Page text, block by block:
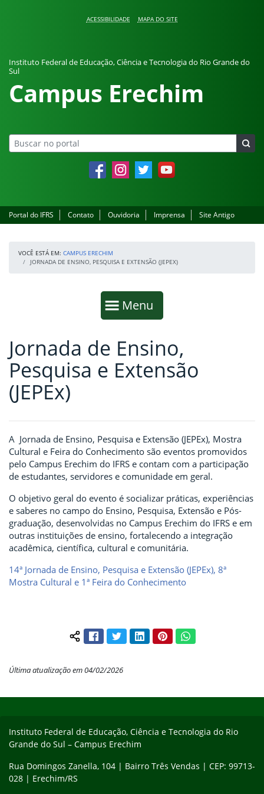
ACESSIBILIDADE MAPA DO SITE
Instituto Federal de Educação, Ciência e Tecnologia do Rio Grande do
Sul
Campus Erechim
FacebookInstagramTwitter YouTube
Portal do IFRS Contato Ouvidoria Imprensa Site Antigo
VOCÊ ESTÁ EM: CAMPUS ERECHIM
JORNADA DE ENSINO, PESQUISA E EXTENSÃO (JEPEX)
Mostrar
Menu
Fim da navegação
Início do conteúdo
Jornada de Ensino,
Pesquisa e Extensão
(JEPEx)
A Jornada de Ensino, Pesquisa e Extensão (JEPEx), Mostra
Cultural e Feira do Conhecimento são eventos promovidos
pelo Campus Erechim do IFRS e contam com a participação
de estudantes, servidores e comunidade em geral.
O objetivo geral do evento é socializar práticas, experiências
e saberes no campo do Ensino, Pesquisa, Extensão e Pós-
graduação, desenvolvidas no Campus Erechim do IFRS e em
outras instituições de ensino, fortalecendo a integração
acadêmica, científica, cultural e comunitária.
14ª Jornada de Ensino, Pesquisa e Extensão (JEPEx), 8ª
Mostra Cultural e 1ª Feira do Conhecimento
Compartilhar conteúdo:
FacebookTwitterLinkedInPinterestWhatsApp
Última atualização em 04/02/2026
Instituto Federal de Educação, Ciência e Tecnologia do Rio
Grande do Sul – Campus Erechim
Rua Domingos Zanella, 104 | Bairro Três Vendas | CEP: 99713-
028 | Erechim/RS